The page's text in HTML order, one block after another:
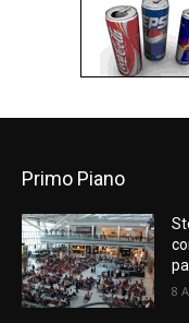
Primo Piano
8